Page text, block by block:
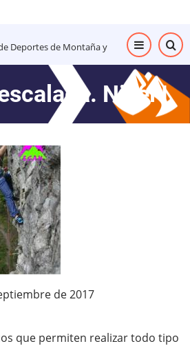
Deportes de Montaña y
Nivel I
de 2017
que permiten realizar todo tipo